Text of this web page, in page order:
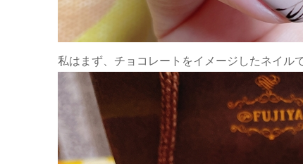
私はまず、チョコレートをイメージしたネイル